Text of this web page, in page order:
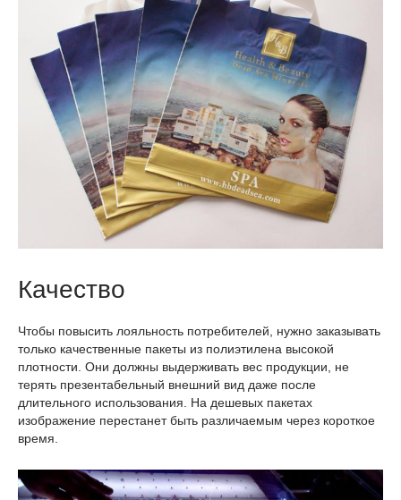
Качество
Чтобы повысить лояльность потребителей, нужно заказывать
только качественные пакеты из полиэтилена высокой
плотности. Они должны выдерживать вес продукции, не
терять презентабельный внешний вид даже после
длительного использования. На дешевых пакетах
изображение перестанет быть различаемым через короткое
время.